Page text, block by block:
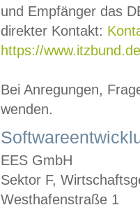
und Empfänger das
direkter Kontakt:
https://
Bei Anregungen,
wenden.
EES GmbH
Sektor F,
Westhafenstraße 1